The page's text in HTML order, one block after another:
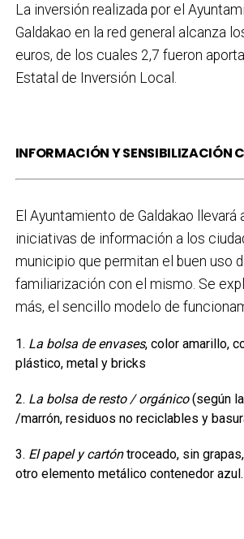
La inversión realizada por el
Galdakao en la red general alcanza
euros, de los cuales 2,7 fueron
Estatal de Inversión Local.
INFORMACIÓN Y SENSIBILIZACIÓN
El Ayuntamiento de Galdakao
iniciativas de información a los
municipio que permitan el buen uso
familiarización con el mismo. Se
más, el sencillo modelo de
La bolsa de envases, color amarillo,
plástico, metal y bricks
La bolsa de resto / orgánico(según
/marrón, residuos no reciclables y
El papel y cartóntroceado, sin
otro elemento metálico contenedor azul.